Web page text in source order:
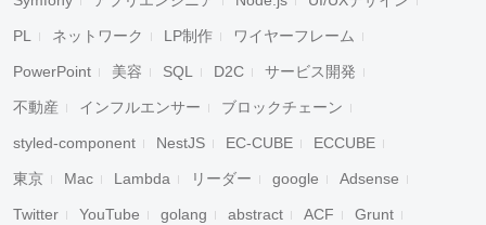
PL ネットワーク LP制作 ワイヤーフレーム
PowerPoint 美容 SQL D2C サービス開発
不動産 インフルエンサー ブロックチェーン
styled-component NestJS EC-CUBE ECCUBE
東京 Mac Lambda リーダー google Adsense
Twitter YouTube golang abstract ACF Grunt